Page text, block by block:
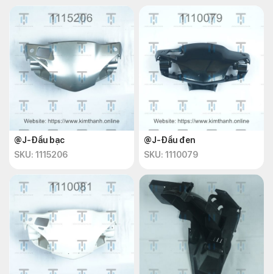
@J-Đầu bạc
SKU: 1115206
@J-Đầu đen
SKU: 1110079